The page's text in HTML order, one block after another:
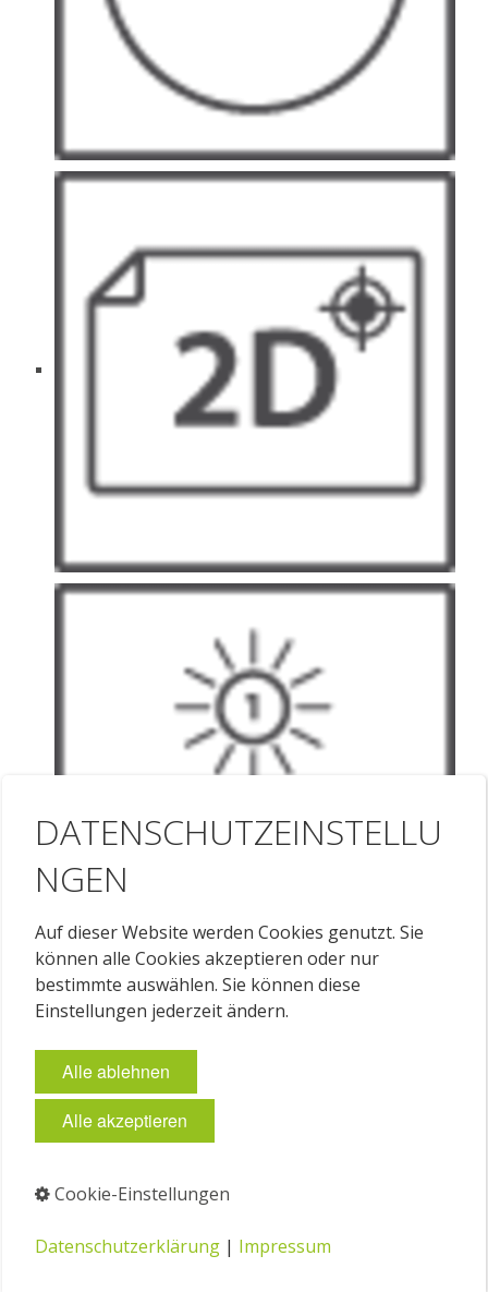
DATENSCHUTZEINSTELLU
NGEN
Auf dieser Website werden Cookies genutzt. Sie
können alle Cookies akzeptieren oder nur
bestimmte auswählen. Sie können diese
Einstellungen jederzeit ändern.
Alle ablehnen
Alle akzeptieren
Cookie-Einstellungen
Datenschutzerklärung | Impressum